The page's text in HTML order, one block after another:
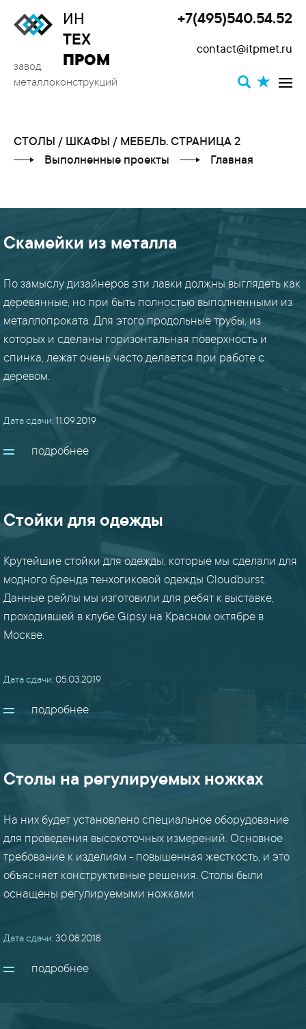
ИН
ТЕХ
ПРОМ
завод
металлоконструкций
+7(495)540.54.52
contact@itpmet.ru
СТОЛЫ / ШКАФЫ / МЕБЕЛЬ. СТРАНИЦА 2
Выполненные проекты
Главная
ПРОЕКТОВ
ангары
/
(8)
/
двери
(8)
(8)
(8)
кронштейны
(18)
маф
Скамейки из металла
По замыслу дизайнеров эти лавки должны выглядеть как
деревянные, но при быть полностью выполненными из
металлопроката. Для этого продольные трубы, из
которых и сделаны горизонтальная поверхность и
спинка, лежат очень часто делается при работе с
деревом.
Дата сдачи:11.09.2019
подробнее
Стойки для одежды
Крутейшие стойки для одежды, которые мы сделали для
модного бренда тенхогиковой одежды Cloudburst.
Данные рейлы мы изготовили для ребят к выставке,
проходившей в клубе Gipsy на Красном октябре в
Москве.
Дата сдачи:05.03.2019
подробнее
Столы на регулируемых ножках
На них будет установлено специальное оборудование
для проведения высокоточных измерений. Основное
требование к изделиям - повышенная жесткость, и это
объясняет конструктивные решения. Столы были
оснащены регулируемыми ножками.
Дата сдачи:30.08.2018
подробнее